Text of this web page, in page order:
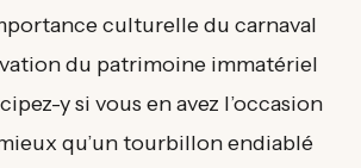
culturelle du carnaval
du patrimoine immatériel
y si vous en avez l’occasion
qu’un tourbillon endiablé